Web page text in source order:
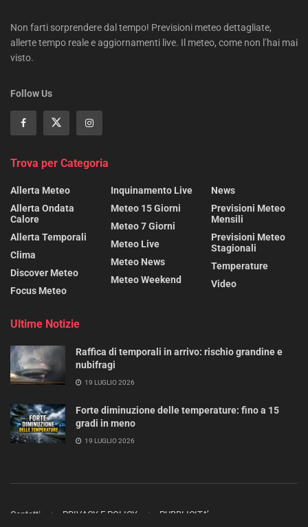
Non farti sorprendere dal tempo! Previsioni meteo dettagliate,
allerte tempo reale e aggiornamenti live. Il meteo, come non l’hai mai
visto.
Follow Us
Trova per Categoria
Allerta Meteo
Allerta Ondata
Calore
Allerta Temporali
Clima
Discover Meteo
Focus Meteo
Inquinamento Live
Meteo 15 Giorni
Meteo 7 Giorni
Meteo Live
Meteo News
Meteo Weekend
News
Previsioni Meteo
Mensili
Previsioni Meteo
Stagionali
Temperature
Video
Ultime Notizie
Raffica di temporali in arrivo: rischio grandine e
nubifragi
19 LUGLIO 2026
Forte diminuzione delle temperature: fino a 15
gradi in meno
19 LUGLIO 2026
Contatti PRIVACY E POLICY PUBBLICITA’